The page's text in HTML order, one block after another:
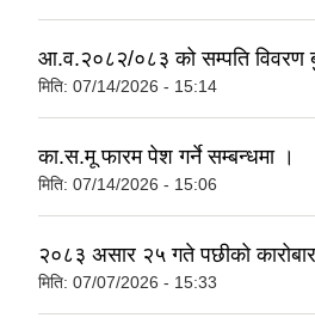
आ.व.२०८२/०८३ को सम्पति विवरण
मिति: 07/14/2026 - 15:14
का.स.मू फारम पेश गर्ने सम्बन्धमा ।
मिति: 07/14/2026 - 15:06
२०८३ असार २५ गते पछीको
मिति: 07/07/2026 - 15:33